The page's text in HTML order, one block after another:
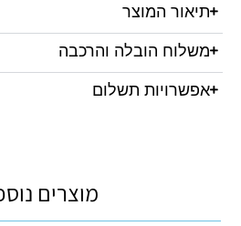
תיאור המוצר
משלוח הובלה והרכבה
אפשרויות תשלום
מוצרים